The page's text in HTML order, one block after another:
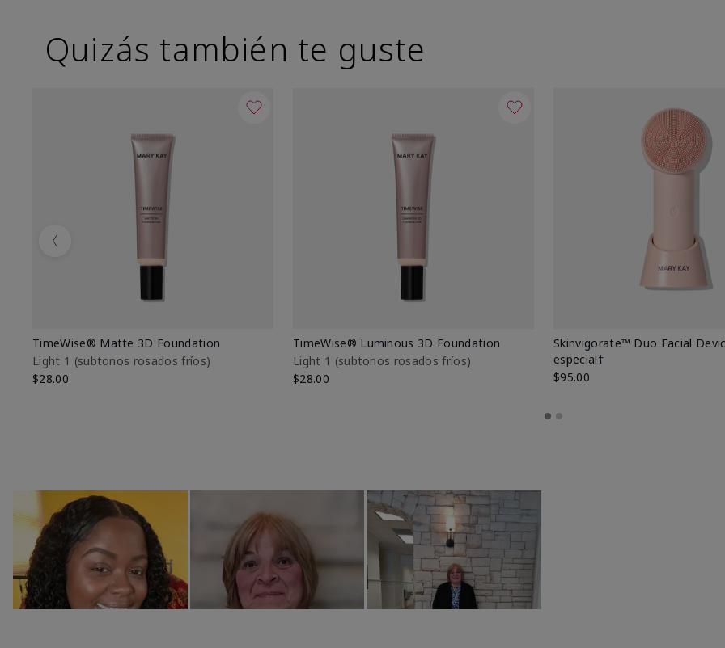
Quizás también te guste
TimeWise® Matte 3D Foundation
Light 1​ (subtonos rosados fríos)
$28.00
TimeWise® Luminous 3D Foundation
Light 1​ (subtonos rosados fríos)
$28.00
Skinvigorate™ Duo Facial
especial†
$95.00
Previous